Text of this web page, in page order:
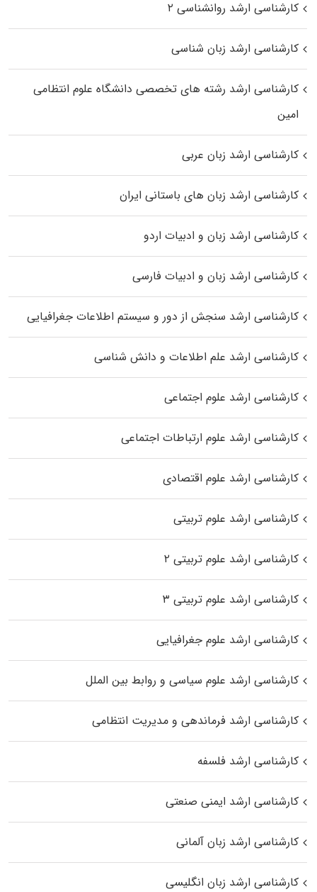
کارشناسی ارشد روانشناسی ۲
کارشناسی ارشد زبان شناسی
کارشناسی ارشد رﺷﺘﻪ ﻫﺎی تخصصی داﻧﺸﮕﺎه ﻋﻠﻮم انتظامی
اﻣﻴﻦ
کارشناسی ارشد زبان عربی
کارشناسی ارشد زبان‌ های باستانی ایران
کارشناسی ارشد زبان و ادبیات اردو
کارشناسی ارشد زبان و ادبیات فارسی
کارشناسی ارشد سنجش از دور و سیستم اطلاعات جغرافیایی
کارشناسی ارشد علم اطلاعات و دانش شناسی
کارشناسی ارشد علوم اجتماعی
کارشناسی ارشد علوم ارتباطات اجتماعی
کارشناسی ارشد علوم اقتصادی
کارشناسی ارشد علوم تربیتی
کارشناسی ارشد علوم تربیتی ۲
کارشناسی ارشد علوم تربیتی ۳
کارشناسی ارشد علوم جغرافیایی
کارشناسی ارشد علوم سیاسی و روابط بین الملل
کارشناسی ارشد فرماندهی و مدیریت انتظامی
کارشناسی ارشد فلسفه
کارشناسی ارشد ایمنی صنعتی
کارشناسی ارشد زبان آلمانی
کارشناسی ارشد زبان انگلیسی